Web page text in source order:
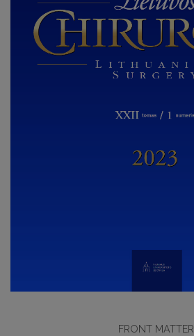
FRONT MATTER